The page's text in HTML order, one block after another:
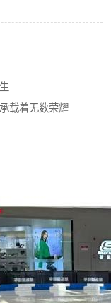
载着无数荣耀